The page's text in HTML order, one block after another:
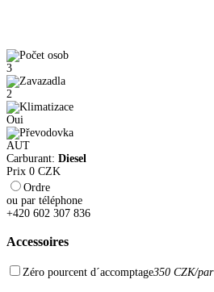
3
2
Oui
AUT
Carburant: Diesel
Prix 0 CZK
Ordre
ou par téléphone
+420 602 307 836
Accessoires
Zéro pourcent d´accomptage350 CZK/